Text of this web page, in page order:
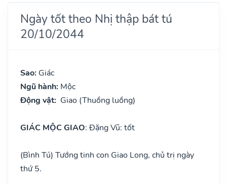
Ngày tốt theo Nhị thập bát tú
20/10/2044
Sao: Giác
Ngũ hành: Mộc
Động vật: Giao (Thuồng luồng)
GIÁC MỘC GIAO: Đặng Vũ: tốt
(Bình Tú) Tướng tinh con Giao Long, chủ trị ngày
thứ 5.